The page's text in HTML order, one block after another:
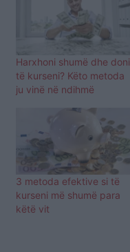
Harxhoni shumë dhe doni
të kurseni? Këto metoda
ju vinë në ndihmë
3 metoda efektive si të
kurseni më shumë para
këtë vit